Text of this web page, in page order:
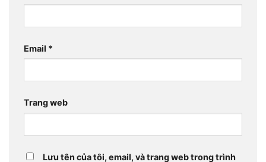
Email *
Trang web
Lưu tên của tôi, email, và trang web trong trình